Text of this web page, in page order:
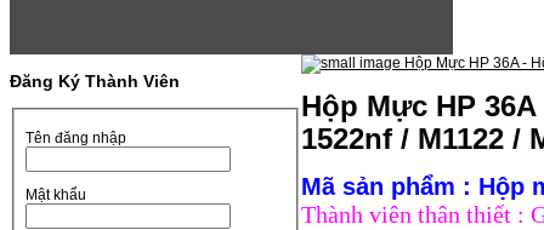
Đăng Ký Thành Viên
Tên đăng nhập
Mật khẩu
Hộp Mực HP
1522nf / M1122 /
Mã sản phẩm : Hộp
Thành viên thân thiết :